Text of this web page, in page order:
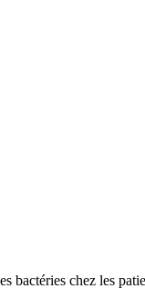
bactéries chez les